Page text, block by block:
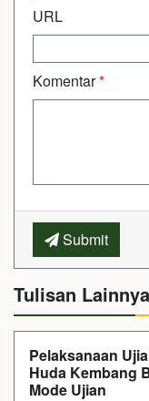
URL
Komentar*
Submit
Tulisan Lainnya
Pelaksanaan
Huda Kembang
Mode Ujian